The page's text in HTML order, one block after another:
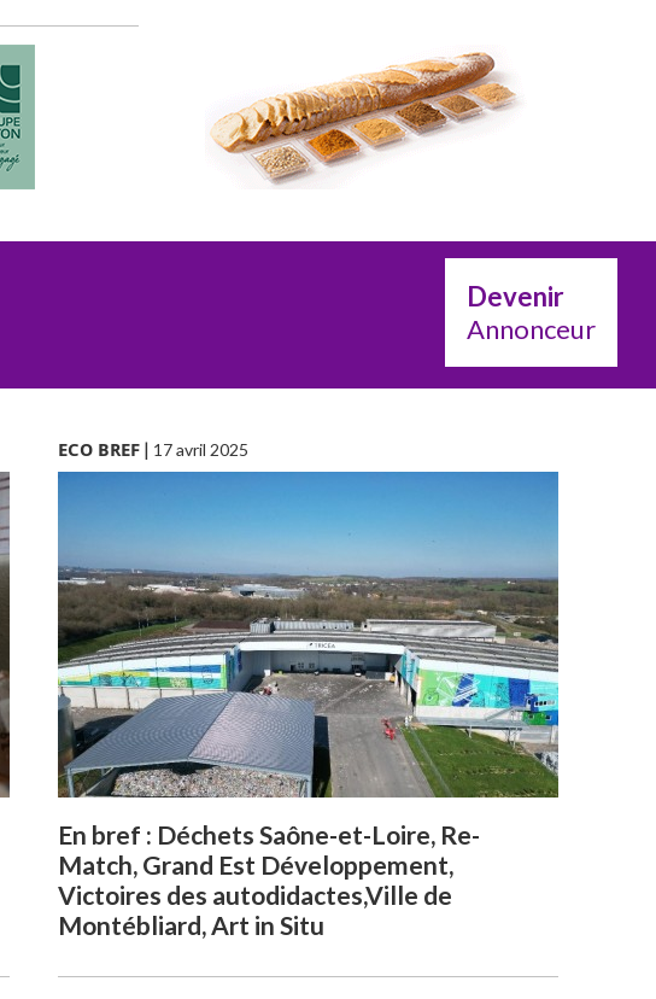
Devenir
Annonceur
ECO BREF | 17 avril 2025
En bref : Déchets Saône-et-Loire, Re-
Match, Grand Est Développement,
Victoires des autodidactes,Ville de
Montébliard, Art in Situ